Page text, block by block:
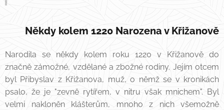
Někdy kolem 1220 Narozena v Křižanově
Narodila se někdy kolem roku 1220 v Křižanově do
značně zámožné, vzdělané a zbožné rodiny. Jejím otcem
byl Přibyslav z Křižanova, muž, o němž se v kronikách
psalo, že je "zevně rytířem, v nitru však mnichem". Byl
velmi nakloněn klášterům, mnoho z nich všemožně